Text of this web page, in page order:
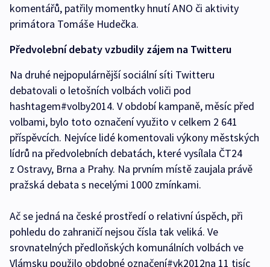
komentářů, patřily momentky hnutí ANO či aktivity
primátora Tomáše Hudečka.
Předvolební debaty vzbudily zájem na Twitteru
Na druhé nejpopulárnější sociální síti Twitteru
debatovali o letošních volbách voliči pod
hashtagem#volby2014. V období kampaně, měsíc před
volbami, bylo toto označení využito v celkem 2 641
příspěvcích. Nejvíce lidé komentovali výkony městských
lídrů na předvolebních debatách, které vysílala ČT24
z Ostravy, Brna a Prahy. Na prvním místě zaujala právě
pražská debata s necelými 1000 zmínkami.
Ač se jedná na české prostředí o relativní úspěch, při
pohledu do zahraničí nejsou čísla tak veliká. Ve
srovnatelných předloňských komunálních volbách ve
Vlámsku použilo obdobné označení#vk2012na 11 tisíc